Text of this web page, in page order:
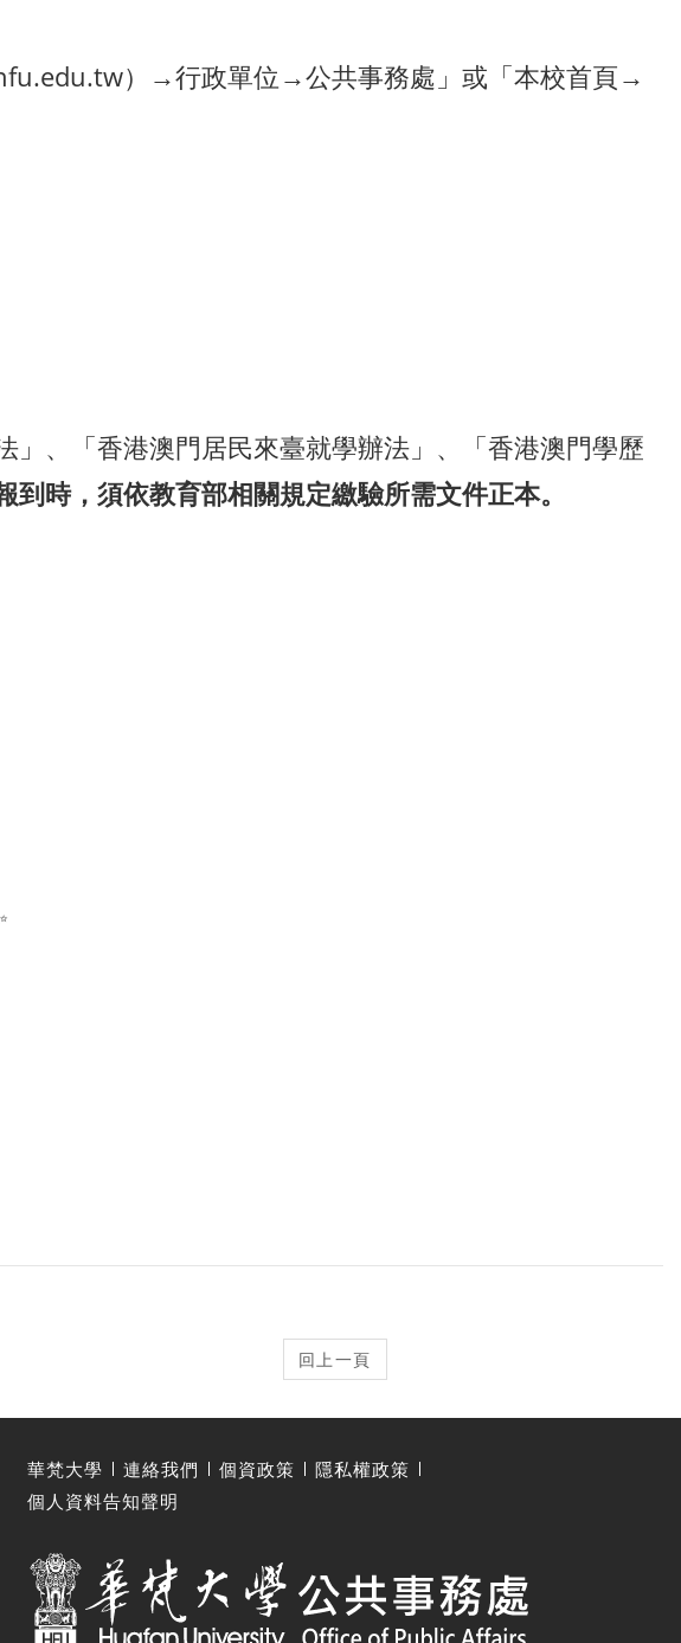
）→行政單位→公共事務處」或「本校首頁→
、「香港澳門居民來臺就學辦法」、「香港澳門學歷
到時，須依教育部相關規定繳驗所需文件正本。
華梵大學 連絡我們 個資政策
隱私權政策
個人資料告知聲明